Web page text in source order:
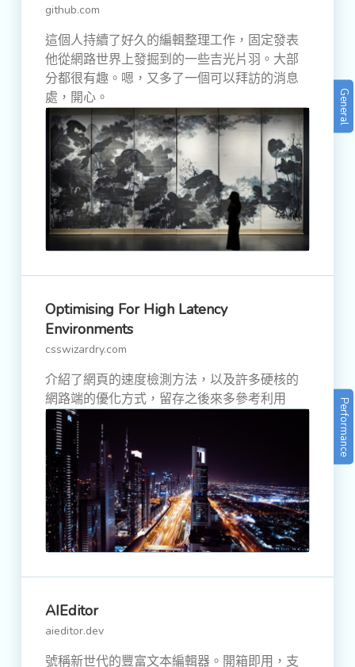
github.com
這個人持續了好久的編輯整理工作，固定發表
他從網路世界上發掘到的一些吉光片羽。大部
分都很有趣。嗯，又多了一個可以拜訪的消息
處，開心。
General
Optimising For High Latency
Environments
csswizardry.com
介紹了網頁的速度檢測方法，以及許多硬核的
網路端的優化方式，留存之後來多參考利用
Performance
AIEditor
aieditor.dev
號稱新世代的豐富文本編輯器。開箱即用，支